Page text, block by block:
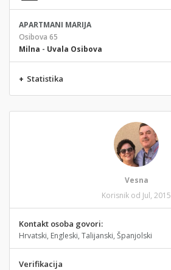
APARTMANI MARIJA
Osibova 65
Milna - Uvala Osibova
+ Statistika
Vesna
Korisnik od Jul, 2015
Kontakt osoba govori:
Hrvatski, Engleski, Talijanski, Španjolski
Verifikacija